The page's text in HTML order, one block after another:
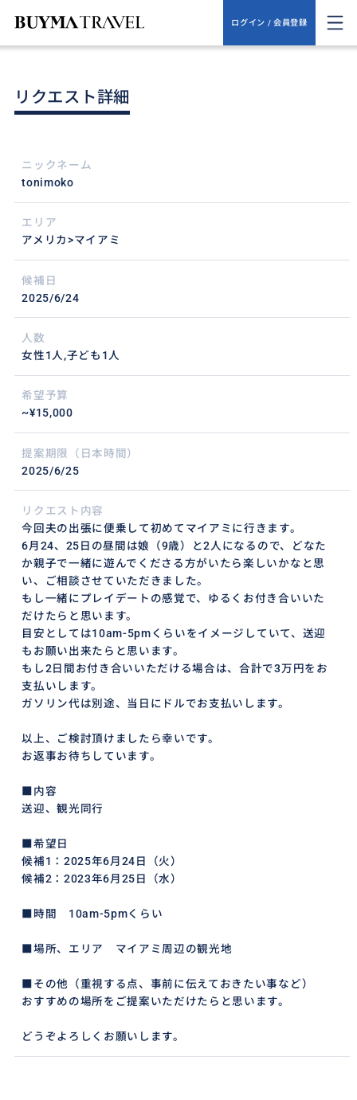
ログイン / 会員登録
リクエスト詳細
ニックネーム
tonimoko
エリア
アメリカ>マイアミ
候補日
2025/6/24
人数
女性1人,子ども1人
希望予算
~¥15,000
提案期限（日本時間）
2025/6/25
リクエスト内容
今回夫の出張に便乗して初めてマイアミに行きます。
6月24、25日の昼間は娘（9歳）と2人になるので、どなた
か親子で一緒に遊んでくださる方がいたら楽しいかなと思
い、ご相談させていただきました。
もし一緒にプレイデートの感覚で、ゆるくお付き合いいた
だけたらと思います。
目安としては10am-5pmくらいをイメージしていて、送迎
もお願い出来たらと思います。
もし2日間お付き合いいただける場合は、合計で3万円をお
支払いします。
ガソリン代は別途、当日にドルでお支払いします。
以上、ご検討頂けましたら幸いです。
お返事お待ちしています。
■内容
送迎、観光同行
■希望日
候補1：2025年6月24日（火）
候補2：2023年6月25日（水）
■時間 10am-5pmくらい
■場所、エリア マイアミ周辺の観光地
■その他（重視する点、事前に伝えておきたい事など）
おすすめの場所をご提案いただけたらと思います。
どうぞよろしくお願いします。